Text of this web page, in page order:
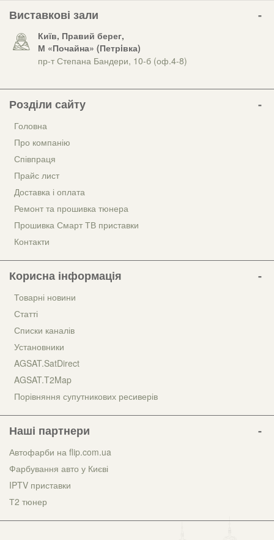
Виставкові зали
Київ, Правий берег,
М «Почайна» (Петрiвка)
пр-т Степана Бандери, 10-б (оф.4-8)
Розділи сайту
Головна
Про компанію
Співпраця
Прайс лист
Доставка і оплата
Ремонт та прошивка тюнера
Прошивка Смарт ТВ приставки
Контакти
Корисна інформація
Товарні новини
Статті
Списки каналів
Установники
AGSAT.SatDirect
AGSAT.T2Map
Порівняння супутникових ресиверів
Наші партнери
Автофарби на flip.com.ua
Фарбування авто у Києві
IPTV приставки
Т2 тюнер